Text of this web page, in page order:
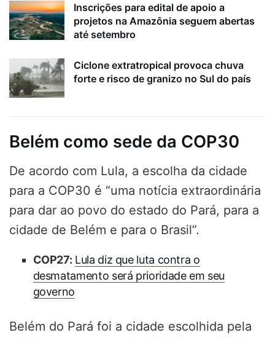
Inscrições para edital de apoio a
projetos na Amazônia seguem abertas
até setembro
Ciclone extratropical provoca chuva
forte e risco de granizo no Sul do país
Belém como sede da COP30
De acordo com Lula, a escolha da cidade
para a COP30 é “uma notícia extraordinária
para dar ao povo do estado do Pará, para a
cidade de Belém e para o Brasil”.
COP27: Lula diz que luta contra o
desmatamento será prioridade em seu
governo
Belém do Pará foi a cidade escolhida pela